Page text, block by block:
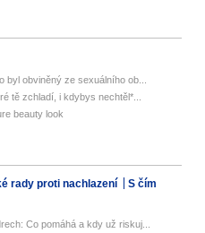
obviněný ze sexuálního ob...
tě zchladí, i kdybys nechtěl*...
beauty look
rady proti nachlazení
S čím
Co pomáhá a kdy už riskuj...